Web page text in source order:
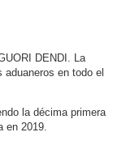
DENDI. La
en todo el
la décima primera
en 2019.